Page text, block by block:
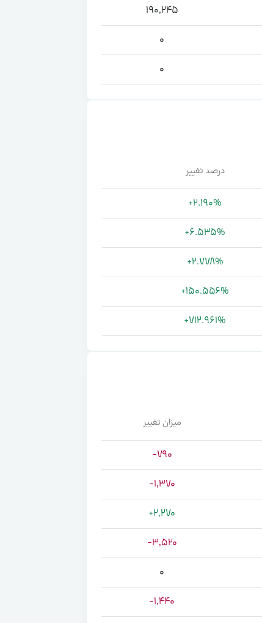
190,245
0
0
درصد تغییر
+2.190%
+6.535%
+2.778%
+150.556%
+712.961%
میزان تغییر
-790
-1,370
+2,270
-3,520
0
-1,440